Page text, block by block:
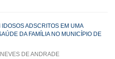
ADSCRITOS EM UMA
DA FAMÍLIA NO MUNICÍPIO DE
DE ANDRADE